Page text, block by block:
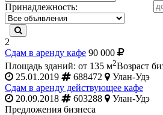
Принадлежность:
2
Сдам в аренду кафе 90 000
Площадь зданий: от 135 м2Возраст
25.01.2019
688472
Улан-Удэ
Сдам в аренду действующее кафе
20.09.2018
603288
Улан-Удэ
Предложения бизнеса